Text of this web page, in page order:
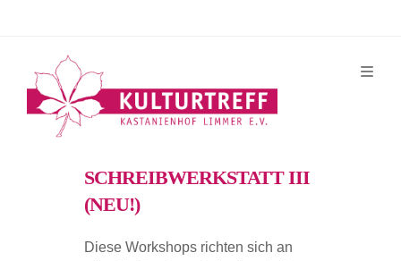
SCHREIBWERKSTATT III
(NEU!)
Diese Workshops richten sich an